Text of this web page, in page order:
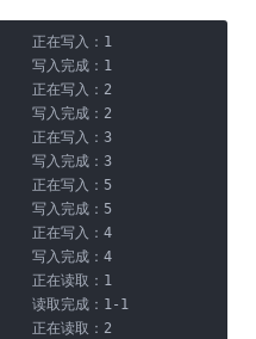
正在写入：1
写入完成：1
正在写入：2
写入完成：2
正在写入：3
写入完成：3
正在写入：5
写入完成：5
正在写入：4
写入完成：4
正在读取：1
读取完成：1-1
正在读取：2